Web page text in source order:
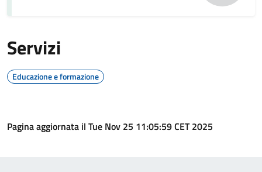
Servizi
Educazione e formazione
Pagina aggiornata il Tue Nov 25 11:05:59 CET 2025